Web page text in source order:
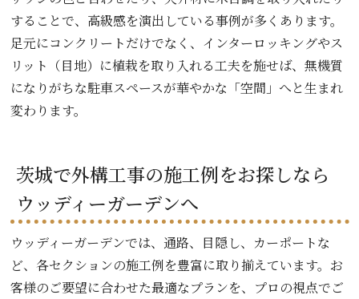
することで、高級感を演出している事例が多くあります。
足元にコンクリートだけでなく、インターロッキングやス
リット（目地）に植栽を取り入れる工夫を施せば、無機質
になりがちな駐車スペースが華やかな「空間」へと生まれ
変わります。
茨城で外構工事の施工例をお探しなら
ウッディーガーデンへ
ウッディーガーデンでは、通路、目隠し、カーポートな
ど、各セクションの施工例を豊富に取り揃えています。お
客様のご要望に合わせた最適なプランを、プロの視点でご